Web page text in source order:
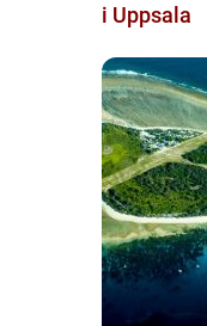
i Uppsala